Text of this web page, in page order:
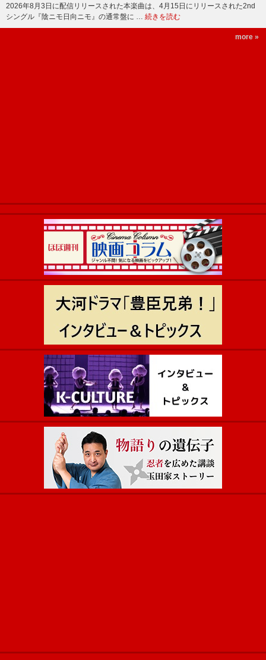
2026年8月3日に配信リリースされた本楽曲は、4月15日にリリースされた2nd
シングル『陰ニモ日向ニモ』の通常盤に … 続きを読む
more »